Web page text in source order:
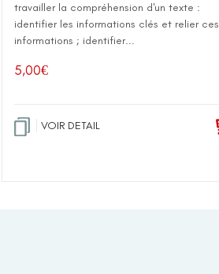
travailler la compréhension d'un texte :
identifier les informations clés et relier ces
informations ; identifier...
5,00€
VOIR DETAIL